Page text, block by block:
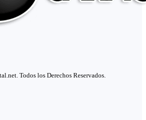
Todos los Derechos Reservados.